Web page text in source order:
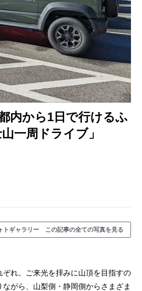
内から1日で行けるふ
一周ドライブ」
トギャラリー この記事の全ての写真を見る
れ。ご来光を拝みに山頂を目指すの
がら、山梨側・静岡側からさまざま